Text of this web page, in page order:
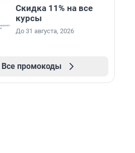
Скидка 11% на все
курсы
До 31 августа, 2026
Все промокоды